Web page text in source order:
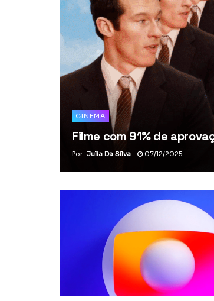
CINEMA
Filme com 91% de
Por Julia Da Silva 07/12/2025